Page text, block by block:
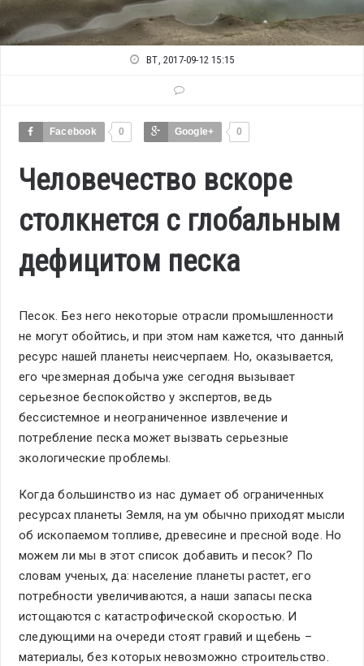
ВТ, 2017-09-12 15:15
Facebook 0 Google+ 0
Человечество вскоре
столкнется с глобальным
дефицитом песка
Песок. Без него некоторые отрасли промышленности
не могут обойтись, и при этом нам кажется, что данный
ресурс нашей планеты неисчерпаем. Но, оказывается,
его чрезмерная добыча уже сегодня вызывает
серьезное беспокойство у экспертов, ведь
бессистемное и неограниченное извлечение и
потребление песка может вызвать серьезные
экологические проблемы.
Когда большинство из нас думает об ограниченных
ресурсах планеты Земля, на ум обычно приходят мысли
об ископаемом топливе, древесине и пресной воде. Но
можем ли мы в этот список добавить и песок? По
словам ученых, да: население планеты растет, его
потребности увеличиваются, а наши запасы песка
истощаются с катастрофической скоростью. И
следующими на очереди стоят гравий и щебень –
материалы, без которых невозможно строительство.